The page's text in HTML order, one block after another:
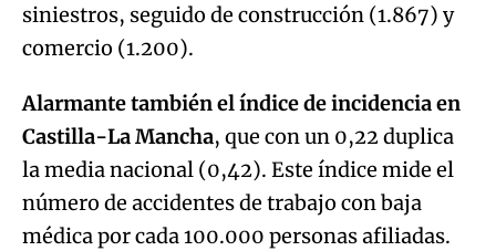
siniestros, seguido de construcción (1.867) y
comercio (1.200).
Alarmante también el índice de incidencia en
Castilla-La Mancha, que con un 0,22 duplica
la media nacional (0,42). Este índice mide el
número de accidentes de trabajo con baja
médica por cada 100.000 personas afiliadas.